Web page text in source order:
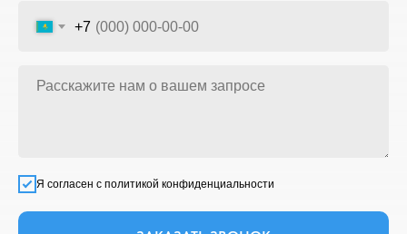
+7
Я согласен с политикой конфиденциальности